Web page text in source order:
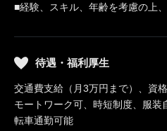
■経験、スキル、年齢を考慮の上
待遇・福利厚生
交通費支給（月3万円まで）、資
モートワーク可、時短制度、服装
転車通勤可能